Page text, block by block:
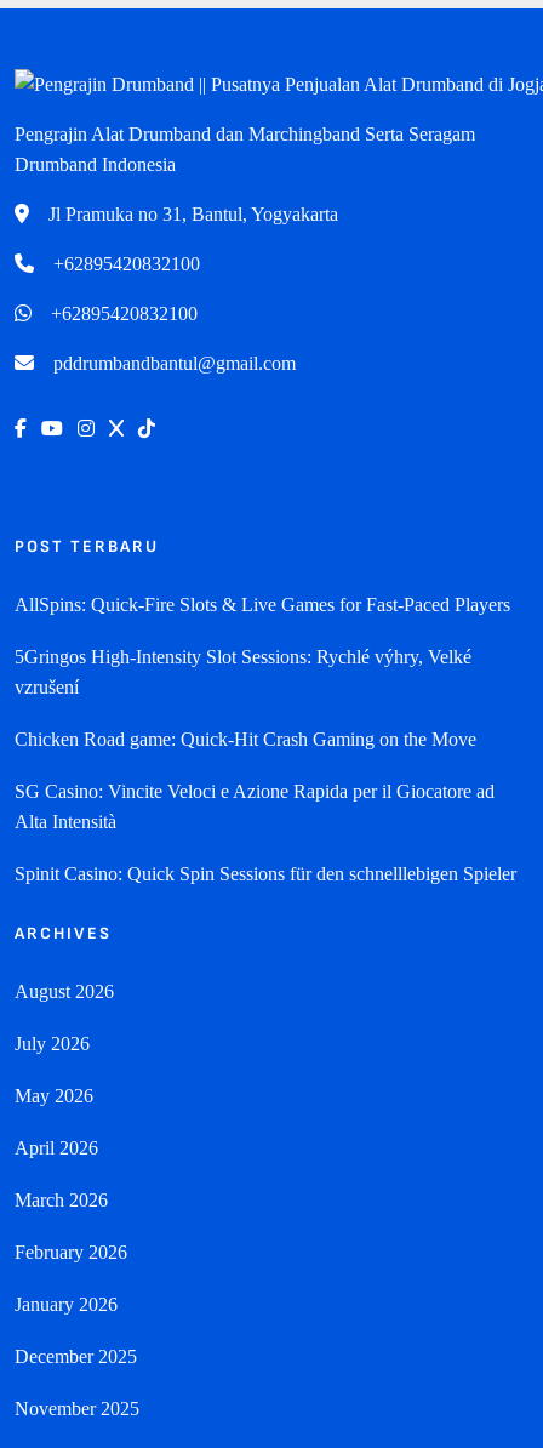
Pengrajin Alat Drumband dan Marchingband Serta Seragam
Drumband Indonesia
Jl Pramuka no 31, Bantul, Yogyakarta
+62895420832100
+62895420832100
pddrumbandbantul@gmail.com
POST TERBARU
AllSpins: Quick‑Fire Slots & Live Games for Fast‑Paced Players
5Gringos High‑Intensity Slot Sessions: Rychlé výhry, Velké
vzrušení
Chicken Road game: Quick‑Hit Crash Gaming on the Move
SG Casino: Vincite Veloci e Azione Rapida per il Giocatore ad
Alta Intensità
Spinit Casino: Quick Spin Sessions für den schnelllebigen Spieler
ARCHIVES
August 2026
July 2026
May 2026
April 2026
March 2026
February 2026
January 2026
December 2025
November 2025